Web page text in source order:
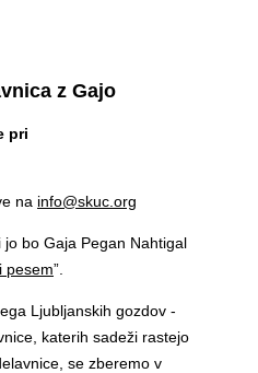
z Gajo
pri
na info@skuc.org
jo bo Gaja Pegan Nahtigal
pesem”.
Ljubljanskih gozdov -
katerih sadeži rastejo
se zberemo v